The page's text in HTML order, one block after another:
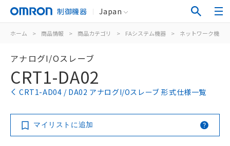
制御機器 Japan
ホーム > 商品情報 > 商品カテゴリ > FAシステム機器 > ネットワーク機器
アナログI/Oスレーブ
CRT1-DA02
CRT1-AD04 / DA02 アナログI/Oスレーブ 形式仕様一覧
マイリストに追加